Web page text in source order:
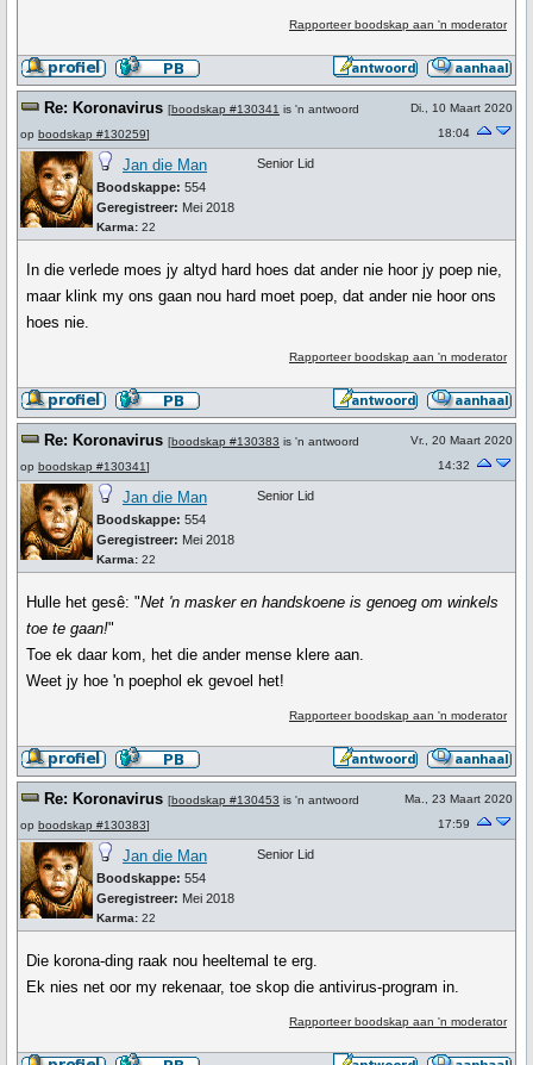
Rapporteer boodskap aan 'n moderator
Re: Koronavirus [boodskap #130341 is 'n antwoord
op boodskap #130259]
Di., 10 Maart 2020
18:04
Jan die Man
Boodskappe: 554
Geregistreer: Mei 2018
Karma: 22
Senior Lid
In die verlede moes jy altyd hard hoes dat ander nie hoor jy poep nie,
maar klink my ons gaan nou hard moet poep, dat ander nie hoor ons
hoes nie.
Rapporteer boodskap aan 'n moderator
Re: Koronavirus [boodskap #130383 is 'n antwoord
op boodskap #130341]
Vr., 20 Maart 2020
14:32
Jan die Man
Boodskappe: 554
Geregistreer: Mei 2018
Karma: 22
Senior Lid
Hulle het gesê: "Net 'n masker en handskoene is genoeg om winkels
toe te gaan!"
Toe ek daar kom, het die ander mense klere aan.
Weet jy hoe 'n poephol ek gevoel het!
Rapporteer boodskap aan 'n moderator
Re: Koronavirus [boodskap #130453 is 'n antwoord
op boodskap #130383]
Ma., 23 Maart 2020
17:59
Jan die Man
Boodskappe: 554
Geregistreer: Mei 2018
Karma: 22
Senior Lid
Die korona-ding raak nou heeltemal te erg.
Ek nies net oor my rekenaar, toe skop die antivirus-program in.
Rapporteer boodskap aan 'n moderator